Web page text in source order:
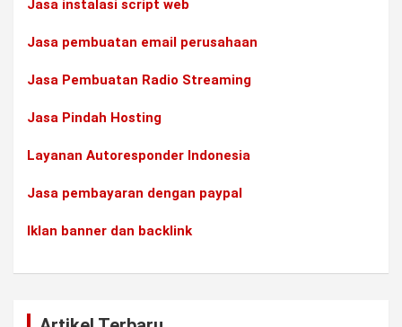
Jasa instalasi script web
Jasa pembuatan email perusahaan
Jasa Pembuatan Radio Streaming
Jasa Pindah Hosting
Layanan Autoresponder Indonesia
Jasa pembayaran dengan paypal
Iklan banner dan backlink